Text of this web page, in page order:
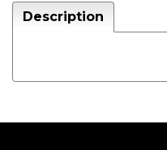
Description